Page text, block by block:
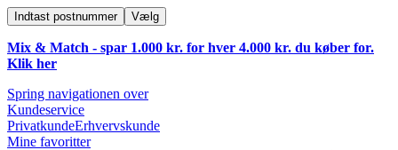
Indtast postnummer Vælg
Mix & Match - spar 1.000 kr. for hver 4.000 kr. du køber for.
Klik her
Spring navigationen over
Kundeservice
PrivatkundeErhvervskunde
Mine favoritter